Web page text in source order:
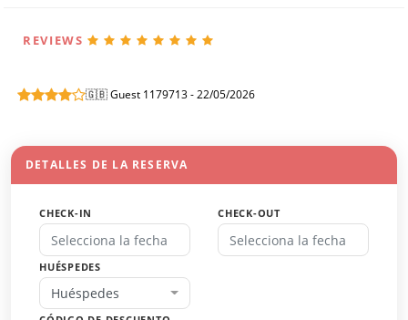
REVIEWS
🇬🇧 Guest 1179713 - 22/05/2026
DETALLES DE LA RESERVA
CHECK-IN CHECK-OUT
HUÉSPEDES
Huéspedes